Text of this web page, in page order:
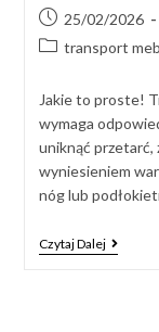
25/02/2026
transport
Jakie to proste!
wymaga
uniknąć przetarć,
wyniesieniem
nóg lub
Czytaj Dalej